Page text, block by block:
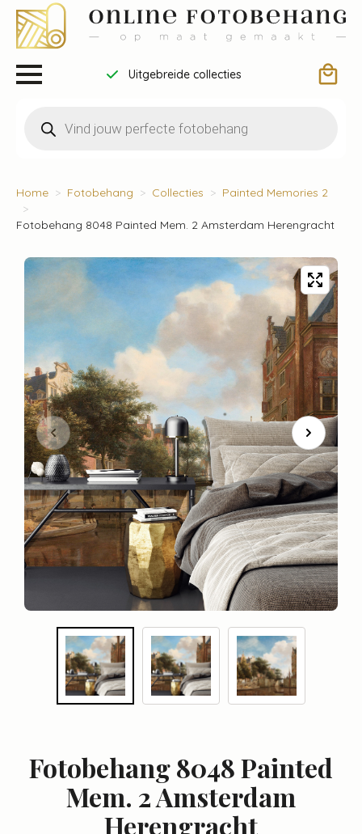
Uitgebreide collecties
zoeken
Home Fotobehang Collecties Painted Memories 2
Fotobehang 8048 Painted Mem. 2 Amsterdam Herengracht
Fotobehang 8048 Painted
Mem. 2 Amsterdam
Herengracht